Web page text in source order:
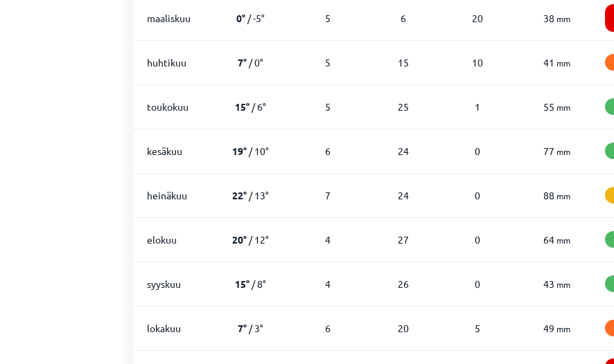
maaliskuu 0°/-5° 5 6 20 38 mm
huhtikuu 7°/0° 5 15 10 41 mm
toukokuu 15°/6° 5 25 1 55 mm
kesäkuu 19°/10° 6 24 0 77 mm
heinäkuu 22°/13° 7 24 0 88 mm
elokuu 20°/12° 4 27 0 64 mm
syyskuu 15°/8° 4 26 0 43 mm
lokakuu 7°/3° 6 20 5 49 mm